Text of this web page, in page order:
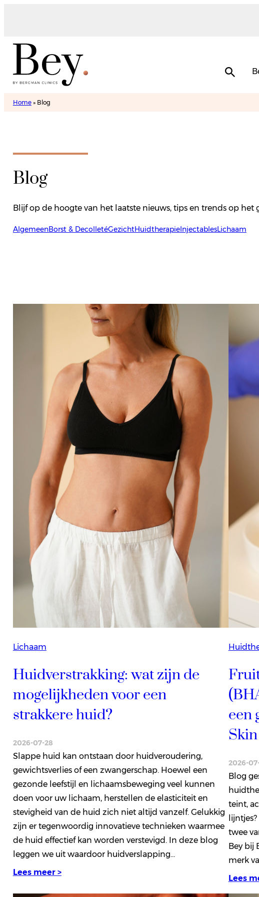
Home» Blog
Blog
Blijf op de hoogte van het laatste nieuws, tips en trends op
AlgemeenBorst & DecolletéGezichtHuidtherapieInjectablesLichaam
Lichaam
Huidverstrakking: wat zijn de
mogelijkheden voor een
strakkere huid?
2026-07-28
Slappe huid kan ontstaan door huidveroudering,
gewichtsverlies of een zwangerschap. Hoewel een
gezonde leefstijl en lichaamsbeweging veel kunnen
doen voor uw lichaam, herstellen de elasticiteit en
stevigheid van de huid zich niet altijd vanzelf. Gelukkig
zijn er tegenwoordig innovatieve technieken waarmee
de huid effectief kan worden verstevigd. In deze blog
leggen we uit waardoor huidverslapping…
Lees meer >
een
2026-
Blog
teint,
twee
Bey bij
merk
Lees